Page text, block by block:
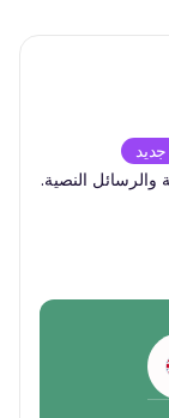
جديد
النصية.